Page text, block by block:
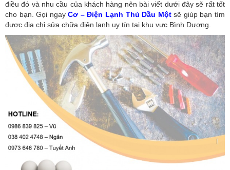
điều đó và nhu cầu của khách hàng nên bài viết dưới đây sẽ rất tốt
cho bạn. Gọi ngayCơ – Điện Lạnh Thủ Dầu Một sẽ giúp bạn tìm
được địa chỉ sửa chữa điện lạnh uy tín tại khu vực Bình Dương.